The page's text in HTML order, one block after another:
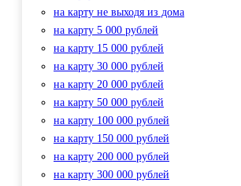
на карту не выходя из дома
на карту 5 000 рублей
на карту 15 000 рублей
на карту 30 000 рублей
на карту 20 000 рублей
на карту 50 000 рублей
на карту 100 000 рублей
на карту 150 000 рублей
на карту 200 000 рублей
на карту 300 000 рублей